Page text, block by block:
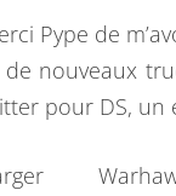
Pype de
nouveaux
pour DS,